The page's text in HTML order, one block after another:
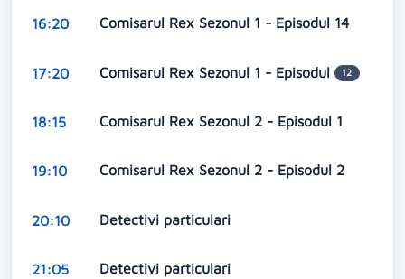
16:20 Comisarul Rex Sezonul 1 - Episodul 14
17:20 Comisarul Rex Sezonul 1 - Episodul 12
18:15 Comisarul Rex Sezonul 2 - Episodul 1
19:10 Comisarul Rex Sezonul 2 - Episodul 2
20:10 Detectivi particulari
21:05 Detectivi particulari